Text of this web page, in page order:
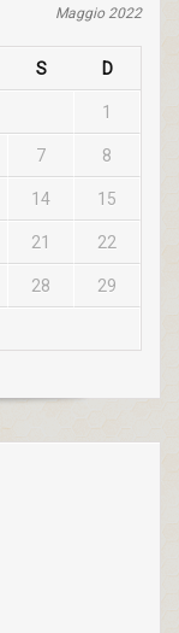
Maggio 2022
S D
1
7 8
14 15
21 22
28 29